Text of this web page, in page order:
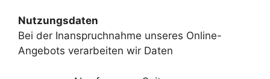
Nutzungsdaten
Bei der Inanspruchnahme unseres Online-
Angebots verarbeiten wir Daten